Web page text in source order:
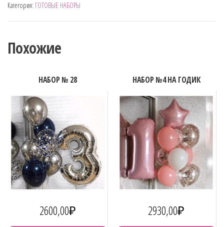
№
Категория: ГОТОВЫЕ НАБОРЫ
Похожие
НАБОР № 28
2600,00₽
НАБОР №4 НА ГОДИК
2930,00₽